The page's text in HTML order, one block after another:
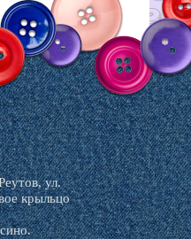
ул.
крыльцо